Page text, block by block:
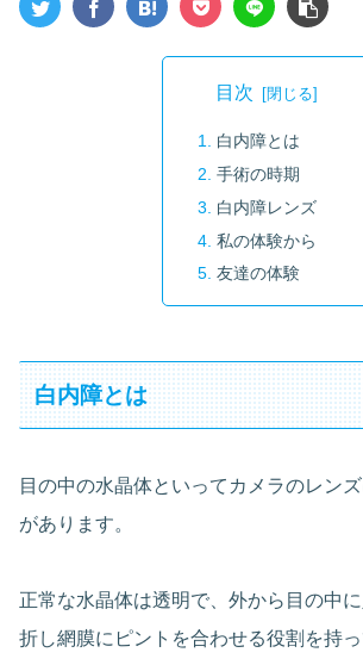
目次
白内障とは
手術の時期
白内障レンズ
私の体験から
友達の体験
白内障とは
目の中の水晶体といってカメラのレン
があります。
正常な水晶体は透明で、外から目の中
折し網膜にピントを合わせる役割を持